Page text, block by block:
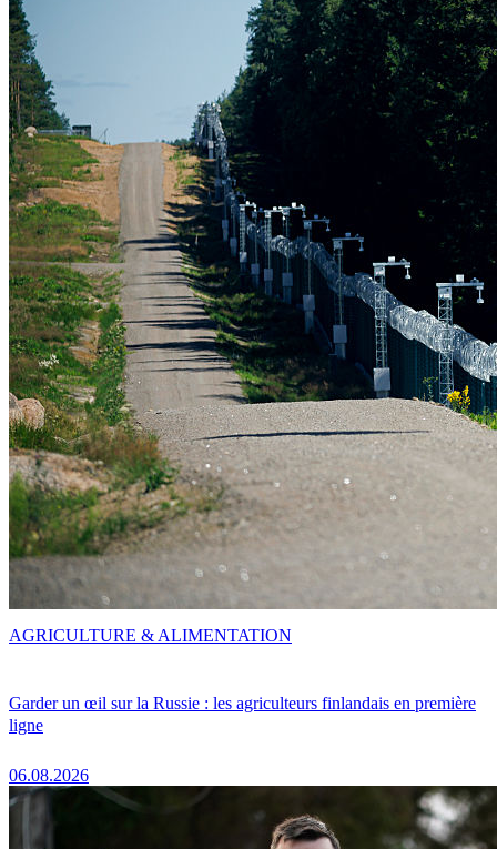
Garder un œil sur la Russie : les agriculteurs finlandais en première
ligne
06.08.2026
AGRICULTURE & ALIMENTATION